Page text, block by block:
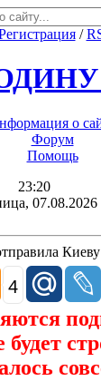
/
о
Форум
Помощь
23:20
07.08.2026
4